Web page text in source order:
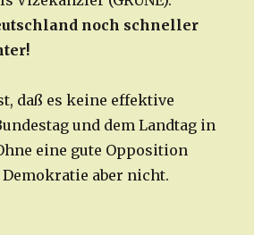
noch schneller
daß es keine effektive
und dem Landtag in
eine gute Opposition
aber nicht.